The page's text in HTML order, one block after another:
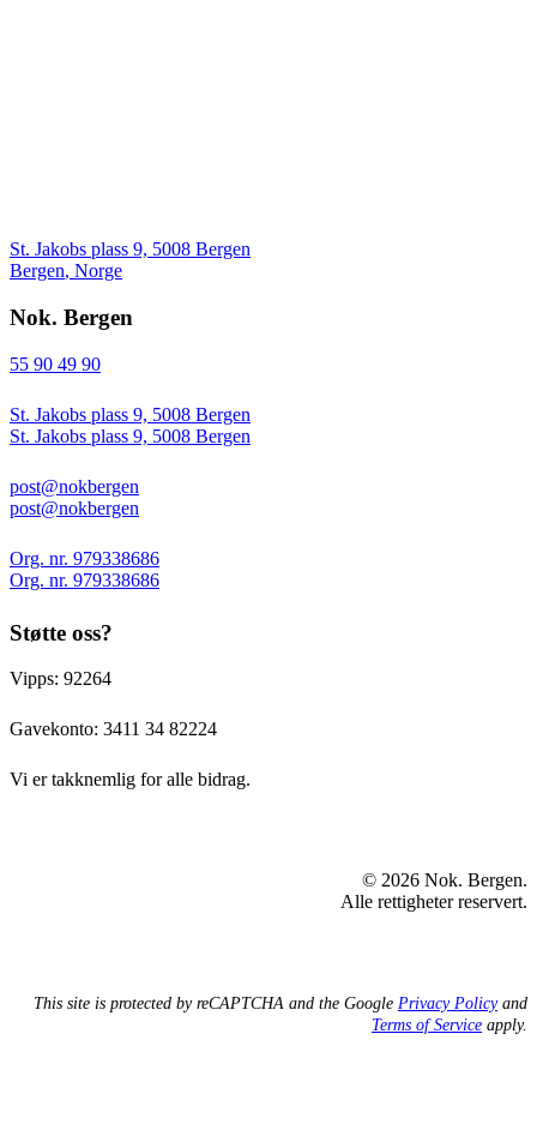
St. Jakobs plass 9, 5008 Bergen
Bergen, Norge
Nok. Bergen
55 90 49 90
St. Jakobs plass 9, 5008 Bergen
St. Jakobs plass 9, 5008 Bergen
post@nokbergen
post@nokbergen
Org. nr. 979338686
Org. nr. 979338686
Støtte oss?
Vipps: 92264
Gavekonto: 3411 34 82224
Vi er takknemlig for alle bidrag.
© 2026 Nok. Bergen.
Alle rettigheter reservert.
This site is protected by reCAPTCHA and the Google Privacy Policyand
Terms of Service apply.